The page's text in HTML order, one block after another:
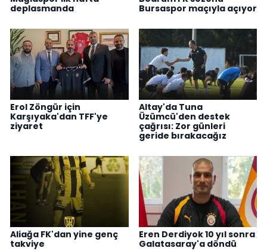
deplasmanda
Bursaspor maçıyla açıyor
Erol Zöngür için
Karşıyaka'dan TFF'ye
ziyaret
Altay'da Tuna
Üzümcü'den destek
çağrısı: Zor günleri
geride bırakacağız
Aliağa FK'dan yine genç
takviye
Eren Derdiyok 10 yıl sonra
Galatasaray'a döndü